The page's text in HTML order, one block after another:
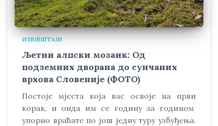
ИЗВЈЕШТАЈИ
Љетни алпски мозаик: Од
подземних дворана до сунчаних
врхова Словеније (ФОТО)
Постоје мјеста која вас освоје на први
корак, и онда им се годину за годином
упорно враћате по још једну туру узбуђења.